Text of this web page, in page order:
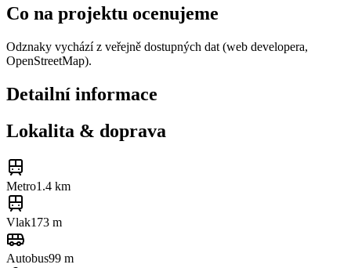
Co na projektu ocenujeme
Odznaky vychází z veřejně dostupných dat (web developera,
OpenStreetMap).
Detailní informace
Lokalita & doprava
Metro1.4 km
Vlak173 m
Autobus99 m